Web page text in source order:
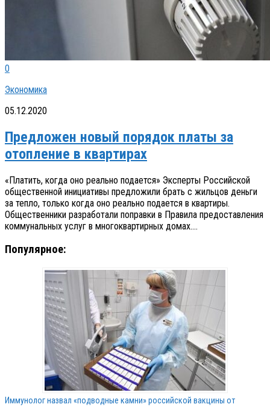
0
Экономика
05.12.2020
Предложен новый порядок платы за
отопление в квартирах
«Платить, когда оно реально подается» Эксперты Российской
общественной инициативы предложили брать с жильцов деньги
за тепло, только когда оно реально подается в квартиры.
Общественники разработали поправки в Правила предоставления
коммунальных услуг в многоквартирных домах....
Популярное:
Иммунолог назвал «подводные камни» российской вакцины от